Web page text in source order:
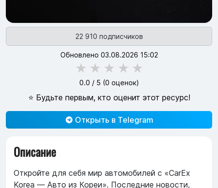
22 910 подписчиков
Обновлено 03.08.2026 15:02
★ ★ ★ ★ ★
0.0 / 5 (0 оценок)
⭐ Будьте первым, кто оценит этот ресурс!
Открыть в Telegram
Описание
Откройте для себя мир автомобилей с «CarEx
Korea — Авто из Кореи». Последние новости,